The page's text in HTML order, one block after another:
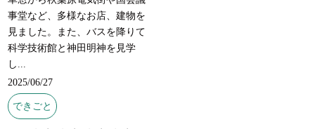
事堂など、多様なお店、建物を
見ました。また、バスを降りて
科学技術館と神田明神を見学
し...
2025/06/27
できごと